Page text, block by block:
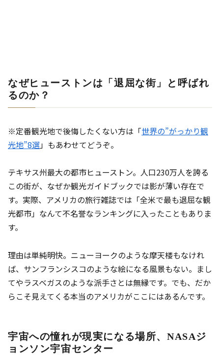
なぜヒューストンは「退屈な街」と呼ばれ
るのか？
※定番観光地で後悔したくない方は「世界の”がっかり観
光地”8選」もあわせてどうぞ。
テキサス州最大の都市ヒューストン。人口230万人を誇る
この街が、なぜか観光ガイドブックでは影が薄い存在で
す。実際、アメリカの旅行雑誌では「全米で最も退屈な観
光都市」なんて不名誉なランキングに入ったこともありま
す。
理由は単純明快。ニューヨークのような摩天楼もなけれ
ば、サンフランシスコのような絵になる風景もない。まし
てやラスベガスのような派手さとは無縁です。でも、だか
らこそ見えてくる本当のアメリカがここにはあるんです。
宇宙への憧れが現実になる場所、NASAジ
ョンソン宇宙センター